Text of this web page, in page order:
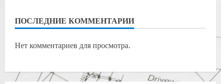
ПОСЛЕДНИЕ КОММЕНТАРИИ
Нет комментариев для просмотра.